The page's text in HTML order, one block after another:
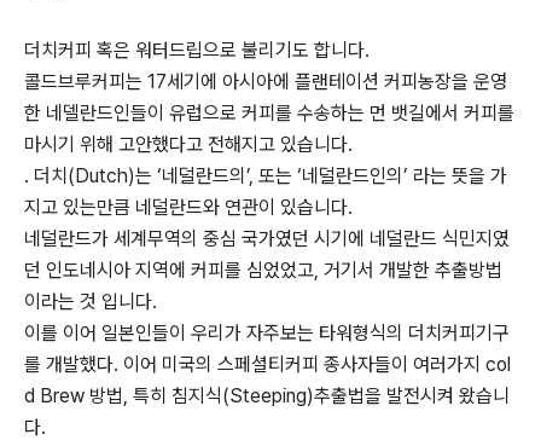
더치커피 혹은 워터드립으로 불리기도 합니다.
콜드브루커피는 17세기에 아시아에 플랜테이션 커피농장을 운영
한 네델란드인들이 유럽으로 커피를 수송하는 먼 뱃길에서 커피를
마시기 위해 고안했다고 전해지고 있습니다.
. 더치(Dutch)는 ‘네덜란드의’, 또는 ‘네덜란드인의’ 라는 뜻을 가
지고 있는만큼 네덜란드와 연관이 있습니다.
네덜란드가 세계무역의 중심 국가였던 시기에 네덜란드 식민지였
던 인도네시아 지역에 커피를 심었었고, 거기서 개발한 추출방법
이라는 것 입니다.
이를 이어 일본인들이 우리가 자주보는 타워형식의 더치커피기구
를 개발했다. 이어 미국의 스페셜티커피 종사자들이 여러가지 col
d Brew 방법, 특히 침지식(Steeping)추출법을 발전시켜 왔습니
다.